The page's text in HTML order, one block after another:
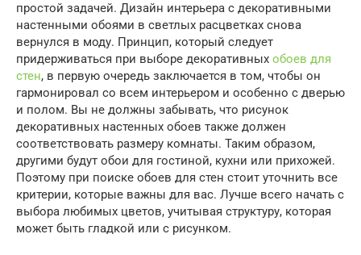
простой задачей. Дизайн интерьера с декоративными
настенными обоями в светлых расцветках снова
вернулся в моду. Принцип, который следует
придерживаться при выборе декоративных обоев для
стен, в первую очередь заключается в том, чтобы он
гармонировал со всем интерьером и особенно с дверью
и полом. Вы не должны забывать, что рисунок
декоративных настенных обоев также должен
соответствовать размеру комнаты. Таким образом,
другими будут обои для гостиной, кухни или прихожей.
Поэтому при поиске обоев для стен стоит уточнить все
критерии, которые важны для вас. Лучше всего начать с
выбора любимых цветов, учитывая структуру, которая
может быть гладкой или с рисунком.